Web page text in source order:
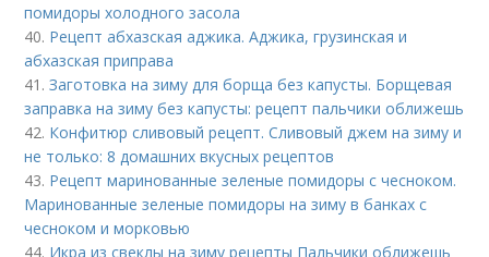
помидоры холодного засола
40. Рецепт абхазская аджика. Аджика, грузинская и
абхазская приправа
41.Заготовка на зиму для борща без капусты. Борщевая
заправка на зиму без капусты: рецепт пальчики оближешь
42. Конфитюр сливовый рецепт. Сливовый джем на зиму и
не только: 8 домашних вкусных рецептов
43. Рецепт маринованные зеленые помидоры с чесноком.
Маринованные зеленые помидоры на зиму в банках с
чесноком и морковью
44. Икра из свеклы на зиму рецепты Пальчики оближешь